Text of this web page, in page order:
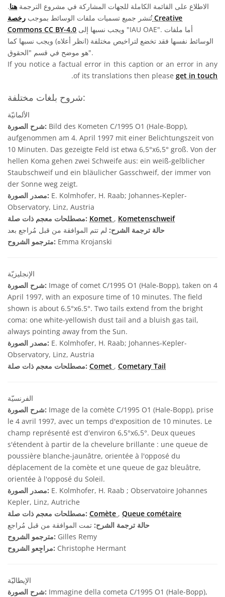
الاطلاع على القائمة الكاملة للجهات المشاركة في مشروع الترجمة هنا.
تُنشر جميع تسميات ملفات الوسائط بموجب رخصة Creative
Commons CC BY-4.0
الوسائط نفسها فقد تخضع لتراخيص مختلفة (انظر أعلاه) ويجب نسبها كما
هو موضح في قسم "الحقوق".
If you notice a factual error in this caption or an error in any
of its translations then please get in touch
.
شروح بلغات مختلفة:
الألمانيّة
شرح الصورة: Bild des Kometen C/1995 O1 (Hale-Bopp),
aufgenommen am 4. April 1997 mit einer Belichtungszeit von
10 Minuten. Das gezeigte Feld ist etwa 6,5°x6,5° groß. Von der
hellen Koma gehen zwei Schweife aus: ein weiß-gelblicher
Staubschweif und ein bläulicher Gasschweif, der immer von
der Sonne weg zeigt.
مصدر الصورة: E. Kolmhofer, H. Raab; Johannes-Kepler-
Observatory, Linz, Austria
مصطلحات معجم ذات صلة: Komet , Kometenschweif
حالة ترجمة الشرح: لم تتم الموافقة من قبل مُراجع بعد
مترجمو الشروح: Emma Krojanski
الإنجليزيّة
شرح الصورة: Image of comet C/1995 O1 (Hale-Bopp), taken on 4
April 1997, with an exposure time of 10 minutes. The field
shown is about 6.5°x6.5°. Two tails extend from the bright
coma: one white-yellowish dust tail and a bluish gas tail,
always pointing away from the Sun.
مصدر الصورة: E. Kolmhofer, H. Raab; Johannes-Kepler-
Observatory, Linz, Austria
مصطلحات معجم ذات صلة: Comet , Cometary Tail
الفرنسيّة
شرح الصورة: Image de la comète C/1995 O1 (Hale-Bopp), prise
le 4 avril 1997, avec un temps d'exposition de 10 minutes. Le
champ représenté est d'environ 6,5°x6,5°. Deux queues
s'étendent à partir de la chevelure brillante : une queue de
poussière blanche-jaunâtre, orientée à l'opposé du
déplacement de la comète et une queue de gaz bleuâtre,
orientée à l'opposé du Soleil.
مصدر الصورة: E. Kolmhofer, H. Raab ; Observatoire Johannes
Kepler, Linz, Autriche
مصطلحات معجم ذات صلة: Comète , Queue cométaire
حالة ترجمة الشرح: تمت الموافقة من قبل مُراجع
مترجمو الشروح: Gilles Remy
مراجِعو الشروح: Christophe Hermant
الإيطاليّة
شرح الصورة: Immagine della cometa C/1995 O1 (Hale-Bopp),